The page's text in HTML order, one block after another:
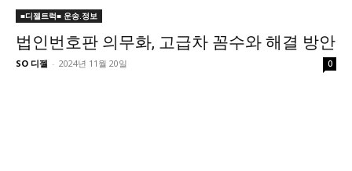
■디젤트럭■ 운송.정보
법인번호판 의무화, 고급차 꼼수와 해결 방안
SO 디젤 - 2024년 11월 20일 0